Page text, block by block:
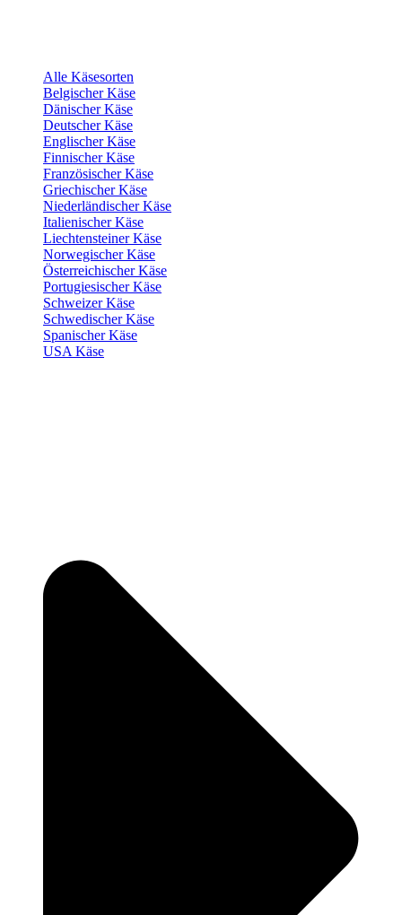
Alle Käsesorten
Belgischer Käse
Dänischer Käse
Deutscher Käse
Englischer Käse
Finnischer Käse
Französischer Käse
Griechischer Käse
Niederländischer Käse
Italienischer Käse
Liechtensteiner Käse
Norwegischer Käse
Österreichischer Käse
Portugiesischer Käse
Schweizer Käse
Schwedischer Käse
Spanischer Käse
USA Käse